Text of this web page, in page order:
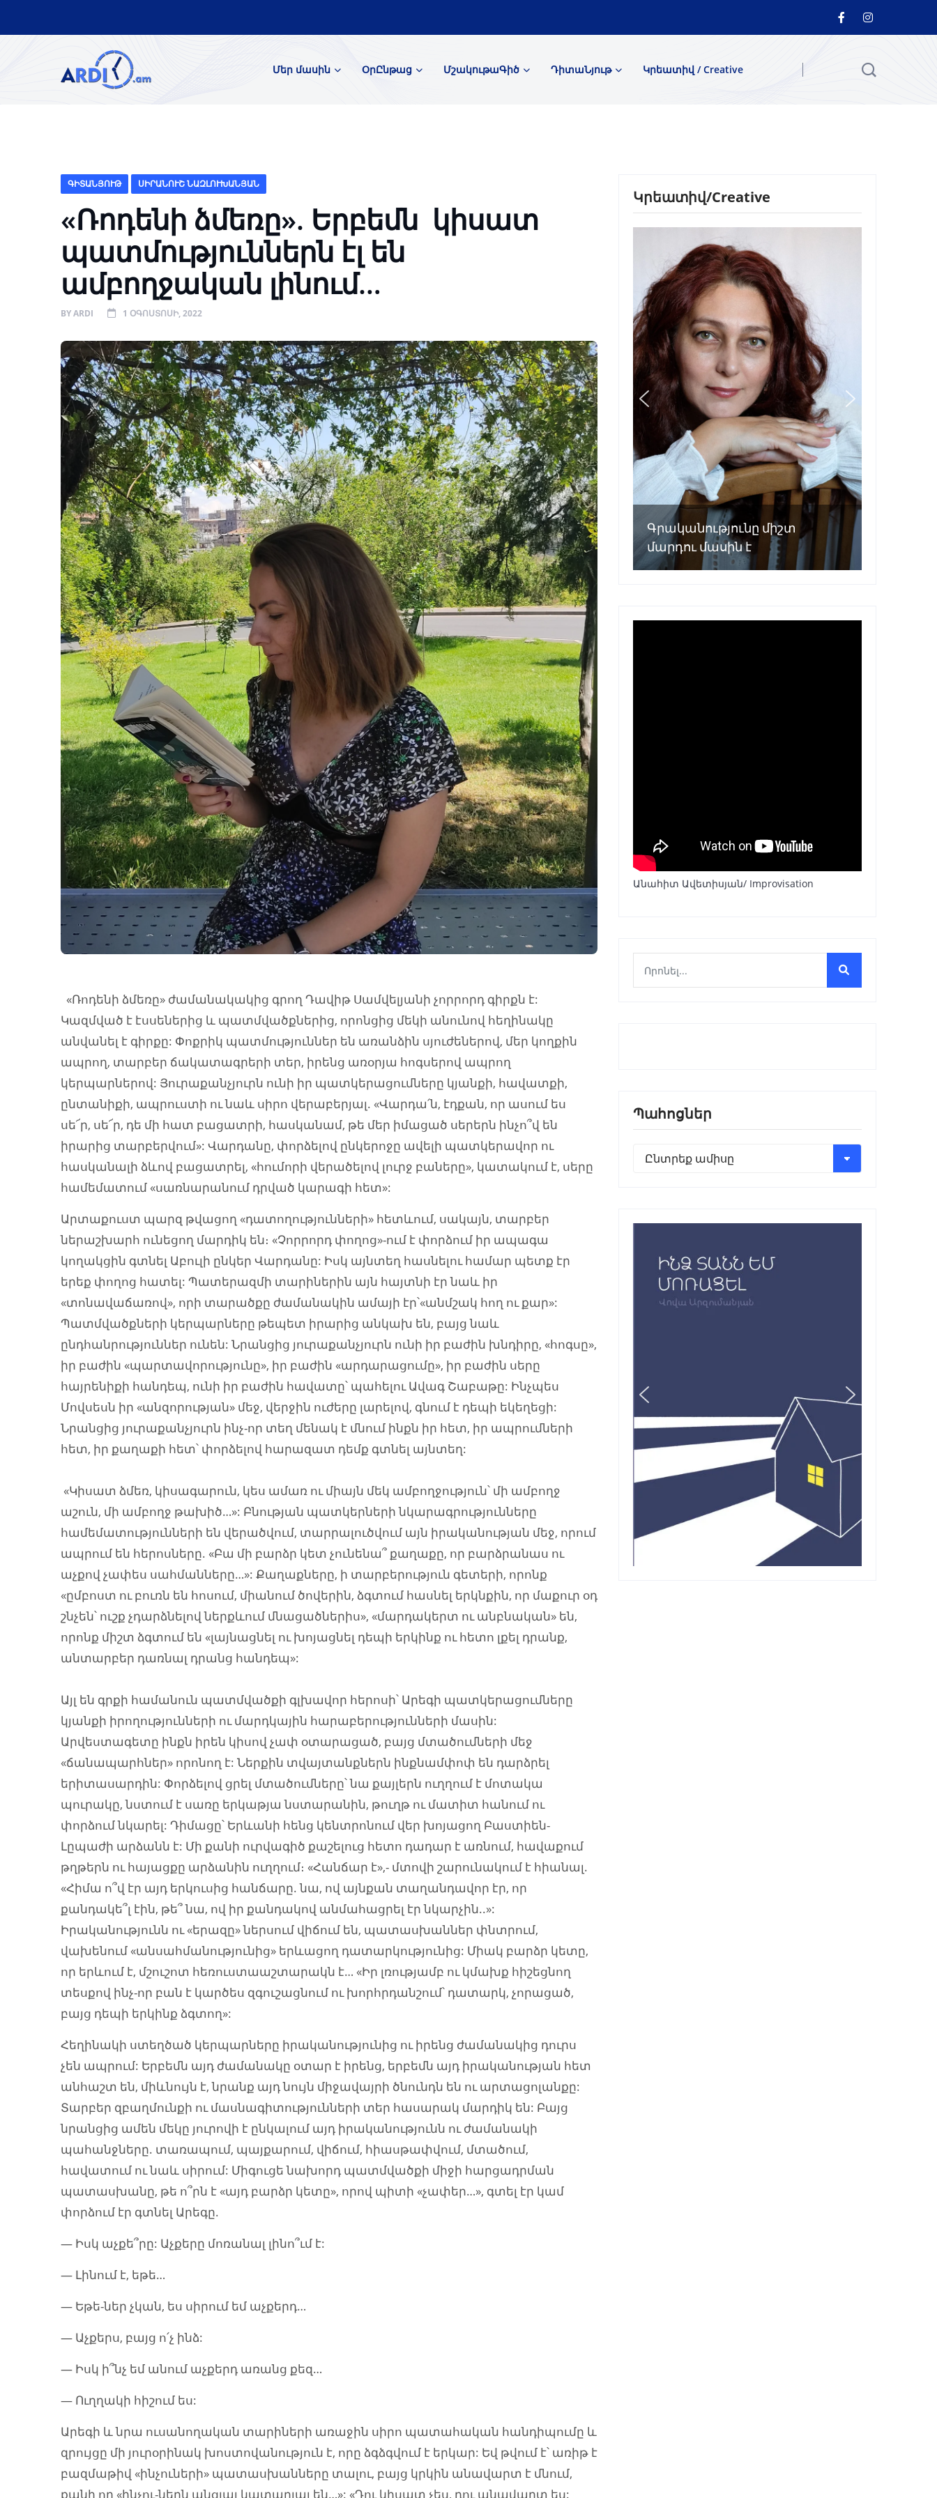
Մեր մասին ՕրԸնթաց ՄշակութաԳիծ ԴիտաՆյութ Կրեատիվ / Creative
ԳԻՏԱՆՅՈՒԹ ՍԻՐԱՆՈՒՇ ՆԱԶԼՈՒԽԱՆՅԱՆ
«Ռոդենի ձմեռը». Երբեմն կիսատ
պատմություններն էլ են
ամբողջական լինում…
BYARDI 1 ՕԳՈՍՏՈՍԻ, 2022
«Ռոդենի ձմեռը» ժամանակակից գրող Դավիթ Սամվելյանի չորրորդ գիրքն է:
Կազմված է էսսեներից և պատմվածքներից, որոնցից մեկի անունով հեղինակը
անվանել է գիրքը: Փոքրիկ պատմություններ են առանձին սյուժեներով, մեր կողքին
ապրող, տարբեր ճակատագրերի տեր, իրենց առօրյա հոգսերով ապրող
կերպարներով: Յուրաքանչյուրն ունի իր պատկերացումները կյանքի, հավատքի,
ընտանիքի, ապրուստի ու նաև սիրո վերաբերյալ. «Վարդա՛ն, էդքան, որ ասում ես
սե՜ր, սե՜ր, դե մի հատ բացատրի, հասկանամ, թե մեր իմացած սերերն ինչո՞վ են
իրարից տարբերվում»: Վարդանը, փորձելով ընկերոջը ավելի պատկերավոր ու
հասկանալի ձևով բացատրել, «հումորի վերածելով լուրջ բաները», կատակում է, սերը
համեմատում «սառնարանում դրված կարագի հետ»:
Արտաքուստ պարզ թվացող «դատողությունների» հետևում, սակայն, տարբեր
ներաշխարհ ունեցող մարդիկ են։ «Չորրորդ փողոց»-ում է փորձում իր ապագա
կողակցին գտնել Աբուլի ընկեր Վարդանը: Իսկ այնտեղ հասնելու համար պետք էր
երեք փողոց հատել: Պատերազմի տարիներին այն հայտնի էր նաև իր
«տոնավաճառով», որի տարածքը ժամանակին ամայի էր՝«անմշակ հող ու քար»:
Պատմվածքների կերպարները թեպետ իրարից անկախ են, բայց նաև
ընդհանրություններ ունեն: Նրանցից յուրաքանչյուրն ունի իր բաժին խնդիրը, «հոգսը»,
իր բաժին «պարտավորությունը», իր բաժին «արդարացումը», իր բաժին սերը
հայրենիքի հանդեպ, ունի իր բաժին հավատը՝ պահելու Ավագ Շաբաթը: Ինչպես
Մովսեսն իր «անզորության» մեջ, վերջին ուժերը լարելով, գնում է դեպի եկեղեցի:
Նրանցից յուրաքանչյուրն ինչ-որ տեղ մենակ է մնում ինքն իր հետ, իր ապրումների
հետ, իր քաղաքի հետ՝ փորձելով հարազատ դեմք գտնել այնտեղ:
«Կիսատ ձմեռ, կիսագարուն, կես ամառ ու միայն մեկ ամբողջություն՝ մի ամբողջ
աշուն, մի ամբողջ թախիծ…»: Բնության պատկերների նկարագրությունները
համեմատությունների են վերածվում, տարրալուծվում այն իրականության մեջ, որում
ապրում են հերոսները. «Բա մի բարձր կետ չունենա՞ քաղաքը, որ բարձրանաս ու
աչքով չափես սահմանները…»: Քաղաքները, ի տարբերություն գետերի, որոնք
«ըմբոստ ու բուռն են հոսում, միանում ծովերին, ձգտում հասնել երկնքին, որ մաքուր օդ
շնչեն՝ ուշք չդարձնելով ներքևում մնացածներիս», «մարդակերտ ու անբնական» են,
որոնք միշտ ձգտում են «լայնացնել ու խոյացնել դեպի երկինք ու հետո լքել դրանք,
անտարբեր դառնալ դրանց հանդեպ»:
Այլ են գրքի համանուն պատմվածքի գլխավոր հերոսի՝ Արեգի պատկերացումները
կյանքի իրողությունների ու մարդկային հարաբերությունների մասին:
Արվեստագետը ինքն իրեն կիսով չափ օտարացած, բայց մտածումների մեջ
«ճանապարհներ» որոնող է: Ներքին տվայտանքներն ինքնամփոփ են դարձրել
երիտասարդին: Փորձելով ցրել մտածումները՝ նա քայլերն ուղղում է մոտակա
պուրակը, նստում է սառը երկաթյա նստարանին, թուղթ ու մատիտ հանում ու
փորձում նկարել: Դիմացը՝ Երևանի հենց կենտրոնում վեր խոյացող Բաստիեն-
Լըպաժի արձանն է: Մի քանի ուրվագիծ քաշելուց հետո դադար է առնում, հավաքում
թղթերն ու հայացքը արձանին ուղղում։ «Հանճար է»,- մտովի շարունակում է հիանալ.
«Հիմա ո՞վ էր այդ երկուսից հանճարը. նա, ով այնքան տաղանդավոր էր, որ
քանդակե՞լ էին, թե՞ նա, ով իր քանդակով անմահացրել էր նկարչին..»:
Իրականությունն ու «երազը» ներսում վիճում են, պատասխաններ փնտրում,
վախենում «անսահմանությունից» երևացող դատարկությունից: Միակ բարձր կետը,
որ երևում է, մշուշոտ հեռուստաաշտարակն է… «Իր լռությամբ ու կմախք հիշեցնող
տեսքով ինչ-որ բան է կարծես զգուշացնում ու խորհրդանշում՝ դատարկ, չորացած,
բայց դեպի երկինք ձգտող»:
Հեղինակի ստեղծած կերպարները իրականությունից ու իրենց ժամանակից դուրս
չեն ապրում: Երբեմն այդ ժամանակը օտար է իրենց, երբեմն այդ իրականության հետ
անհաշտ են, միևնույն է, նրանք այդ նույն միջավայրի ծնունդն են ու արտացոլանքը:
Տարբեր զբաղմունքի ու մասնագիտությունների տեր հասարակ մարդիկ են: Բայց
նրանցից ամեն մեկը յուրովի է ընկալում այդ իրականությունն ու ժամանակի
պահանջները. տառապում, պայքարում, վիճում, հիասթափվում, մտածում,
հավատում ու նաև սիրում: Միգուցե նախորդ պատմվածքի միջի հարցադրման
պատասխանը, թե ո՞րն է «այդ բարձր կետը», որով պիտի «չափեր…», գտել էր կամ
փորձում էր գտնել Արեգը.
— Իսկ աչքե՞րը: Աչքերը մոռանալ լինո՞ւմ է:
— Լինում է, եթե…
— Եթե-ներ չկան, ես սիրում եմ աչքերդ…
— Աչքերս, բայց ո՛չ ինձ:
— Իսկ ի՞նչ եմ անում աչքերդ առանց քեզ…
— Ուղղակի հիշում ես:
Արեգի և նրա ուսանողական տարիների առաջին սիրո պատահական հանդիպումը և
զրույցը մի յուրօրինակ խոստովանություն է, որը ձգձգվում է երկար: Եվ թվում է՝ առիթ է
բազմաթիվ «ինչուների» պատասխանները տալու, բայց կրկին անավարտ է մնում,
քանի որ «ինչու-ներն անցյալ կատարյալ են…»: «Դու կիսատ չես, դու անավարտ ես:
Կրեատիվ/Creative
Գրականությունը միշտ
մարդու մասին է
Անահիտ Ավետիսյան/ Improvisation
Պահոցներ